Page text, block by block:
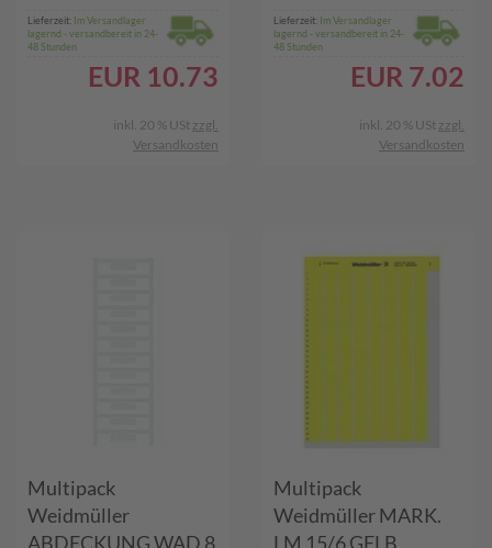
Lieferzeit: Im Versandlager
lagernd - versandbereit in 24-
48 Stunden
EUR 10.73
inkl. 20 % USt zzgl.
Versandkosten
STR 5S F.SCHT) - 20
Stück
Lieferzeit: Im Versandlager
lagernd - versandbereit in 24-
48 Stunden
EUR 7.02
inkl. 20 % USt zzgl.
Versandkosten
Multipack
Weidmüller
ABDECKUNG WAD 8
Multipack
Weidmüller MARK.
LM 15/6 GELB